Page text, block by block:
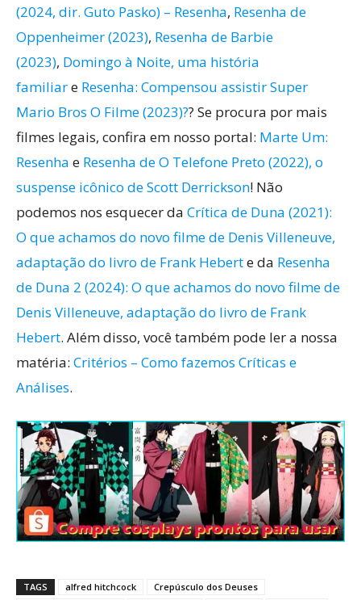
(2024, dir. Guto Pasko) – Resenha, Resenha de
Oppenheimer (2023), Resenha de Barbie
(2023), Domingo à Noite, uma história
familiare Resenha: Compensou assistir Super
Mario Bros O Filme (2023)?? Se procura por mais
filmes legais, confira em nosso portal: Marte Um:
Resenha e Resenha de O Telefone Preto (2022), o
suspense icônico de Scott Derrickson! Não
podemos nos esquecer da Crítica de Duna (2021):
O que achamos do novo filme de Denis Villeneuve,
adaptação do livro de Frank Heberte da Resenha
de Duna 2 (2024): O que achamos do novo filme de
Denis Villeneuve, adaptação do livro de Frank
Hebert. Além disso, você também pode ler a nossa
matéria: Critérios – Como fazemos Críticas e
Análises.
TAGS alfred hitchcock
Crepúsculo dos Deuses